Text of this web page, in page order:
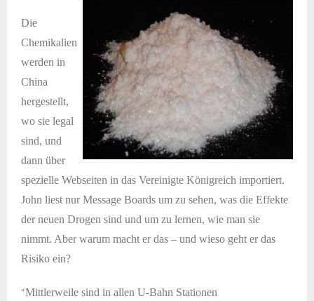
Die
Chemikalien
werden in
China
hergestellt,
wo sie legal
sind, und
dann über
spezielle Webseiten in das Vereinigte Königreich importiert.
John liest nur Message Boards um zu sehen, was die Effekte
der neuen Drogen sind und um zu lernen, wie man sie
nimmt. Aber warum macht er das – und wieso geht er das
Risiko ein?
“Mittlerweile sind in allen U-Bahn Stationen